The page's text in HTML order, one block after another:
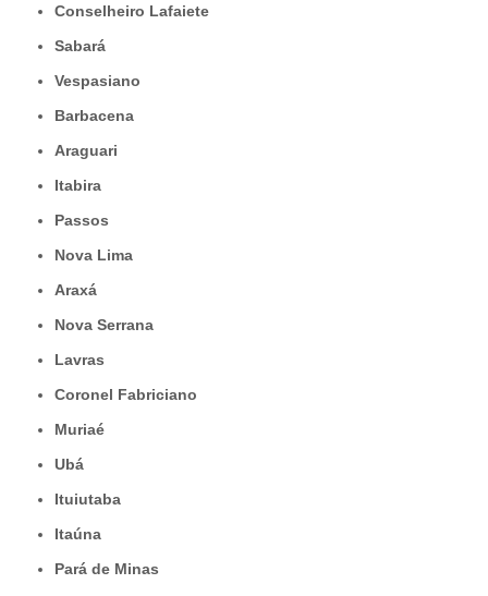
Conselheiro Lafaiete
Sabará
Vespasiano
Barbacena
Araguari
Itabira
Passos
Nova Lima
Araxá
Nova Serrana
Lavras
Coronel Fabriciano
Muriaé
Ubá
Ituiutaba
Itaúna
Pará de Minas